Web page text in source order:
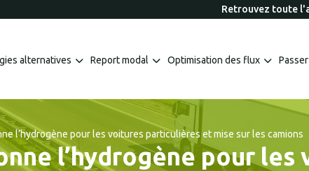
Retrouvez toute
alternatives Report modal Optimisation des flux
l’hydrogène pour les voitures particulières et mise sur les camions
l’hydrogène pour les